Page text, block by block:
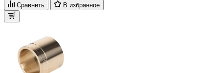
Сравнить В избранное